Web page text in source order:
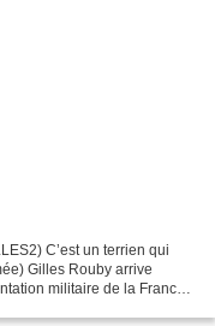
C’est un terrien qui
Gilles Rouby arrive
militaire de la France